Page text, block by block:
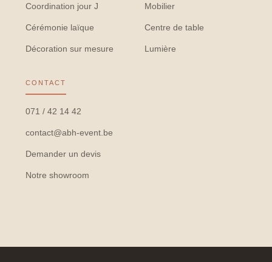
Coordination jour J
Cérémonie laïque
Décoration sur mesure
Mobilier
Centre de table
Lumière
CONTACT
071 / 42 14 42
contact@abh-event.be
Demander un devis
Notre showroom